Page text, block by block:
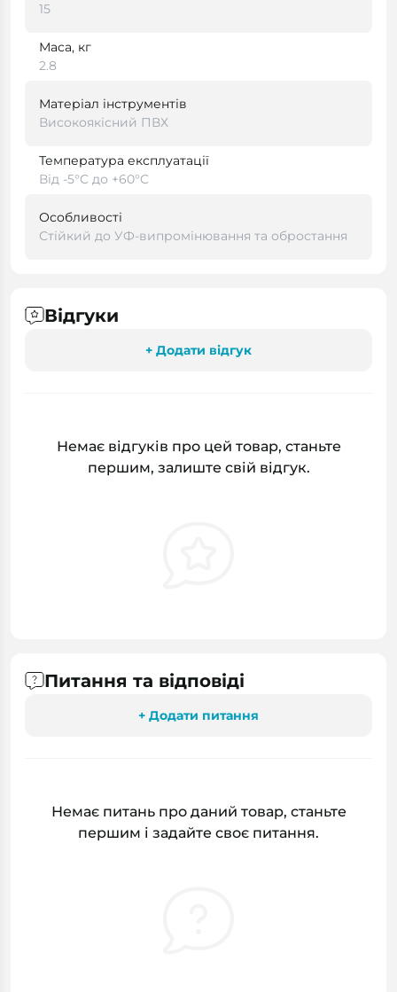
15
Маса, кг
2.8
Матеріал інструментів
Високоякісний ПВХ
Температура експлуатації
Від -5°C до +60°C
Особливості
Стійкий до УФ-випромінювання та обростання
Відгуки
+ Додати відгук
Немає відгуків про цей товар, станьте
першим, залиште свій відгук.
Питання та відповіді
+ Додати питання
Немає питань про даний товар, станьте
першим і задайте своє питання.